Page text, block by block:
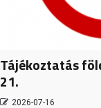
Tájékoztatás
21.
2026-07-16